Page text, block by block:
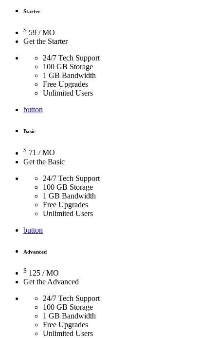
Starter
$ 59 / MO
Get the Starter
24/7 Tech Support
100 GB Storage
1 GB Bandwidth
Free Upgrades
Unlimited Users
button
Basic
$ 71 / MO
Get the Basic
24/7 Tech Support
100 GB Storage
1 GB Bandwidth
Free Upgrades
Unlimited Users
button
Advanced
$ 125 / MO
Get the Advanced
24/7 Tech Support
100 GB Storage
1 GB Bandwidth
Free Upgrades
Unlimited Users